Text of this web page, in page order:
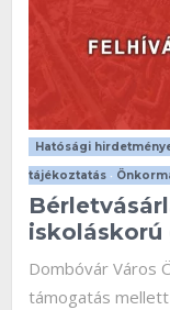
Hatósági
tájékoztatás •
iskoláskorú
Dombóvár Város
támogatás mellett